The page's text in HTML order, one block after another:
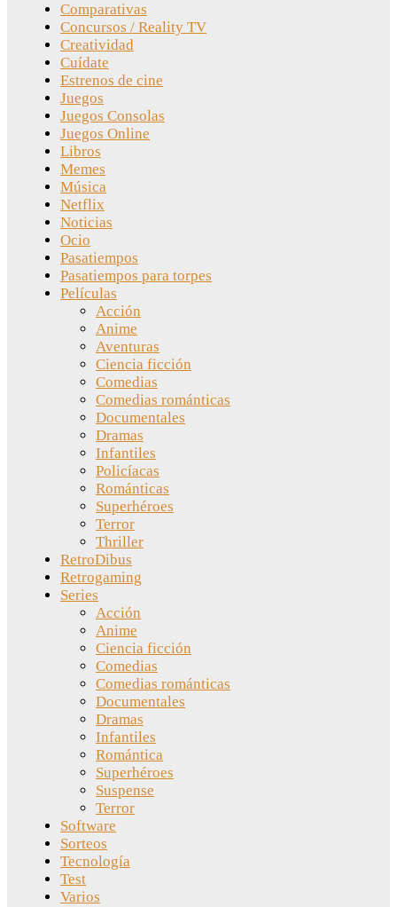
Comparativas
Concursos / Reality TV
Creatividad
Cuídate
Estrenos de cine
Juegos
Juegos Consolas
Juegos Online
Libros
Memes
Música
Netflix
Noticias
Ocio
Pasatiempos
Pasatiempos para torpes
Películas
Acción
Anime
Aventuras
Ciencia ficción
Comedias
Comedias románticas
Documentales
Dramas
Infantiles
Policíacas
Románticas
Superhéroes
Terror
Thriller
RetroDibus
Retrogaming
Series
Acción
Anime
Ciencia ficción
Comedias
Comedias románticas
Documentales
Dramas
Infantiles
Romántica
Superhéroes
Suspense
Terror
Software
Sorteos
Tecnología
Test
Varios